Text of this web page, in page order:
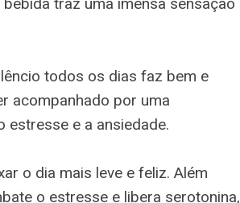
todos os dias faz bem e
acompanhado por uma
e a ansiedade.
o dia mais leve e feliz. Além
o estresse e libera serotonina,